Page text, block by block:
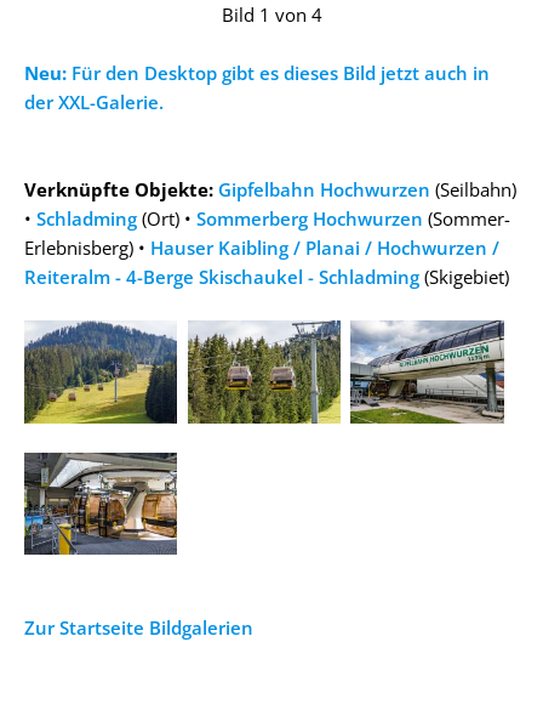
Bild 1 von 4
Neu: Für den Desktop gibt es dieses Bild jetzt auch in
der XXL-Galerie.
Verknüpfte Objekte: Gipfelbahn Hochwurzen (Seilbahn)
• Schladming (Ort) • Sommerberg Hochwurzen (Sommer-
Erlebnisberg) • Hauser Kaibling / Planai / Hochwurzen /
Reiteralm - 4-Berge Skischaukel - Schladming (Skigebiet)
Zur Startseite Bildgalerien